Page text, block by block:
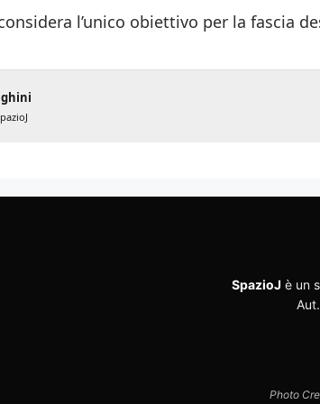
l’unico obiettivo per la fascia
SpazioJ è un
Photo